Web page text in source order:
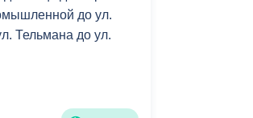
коррупции
до ул.
Тельмана до ул.